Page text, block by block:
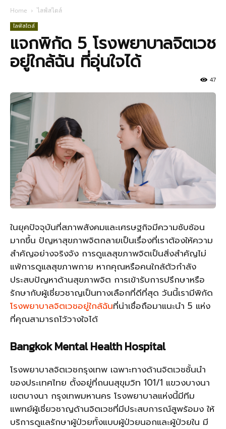
Home ไลฟ์สไตล์
ไลฟ์สไตล์
แจกพิกัด 5 โรงพยาบาลจิตเวช
อยู่ใกล้ฉัน ที่อุ่นใจได้
47
ในยุคปัจจุบันที่สภาพสังคมและเศรษฐกิจมีความซับซ้อน
มากขึ้น ปัญหาสุขภาพจิตกลายเป็นเรื่องที่เราต้องให้ความ
สำคัญอย่างจริงจัง การดูแลสุขภาพจิตเป็นสิ่งสำคัญไม่
แพ้การดูแลสุขภาพกาย หากคุณหรือคนใกล้ตัวกำลัง
ประสบปัญหาด้านสุขภาพจิต การเข้ารับการปรึกษาหรือ
รักษากับผู้เชี่ยวชาญเป็นทางเลือกที่ดีที่สุด วันนี้เรามีพิกัด
โรงพยาบาลจิตเวชอยู่ใกล้ฉันที่น่าเชื่อถือมาแนะนำ 5 แห่ง
ที่คุณสามารถไว้วางใจได้
Bangkok Mental Health Hospital
โรงพยาบาลจิตเวชกรุงเทพ เฉพาะทางด้านจิตเวชชั้นนำ
ของประเทศไทย ตั้งอยู่ที่ถนนสุขุมวิท 101/1 แขวงบางนา
เขตบางนา กรุงเทพมหานคร โรงพยาบาลแห่งนี้มีทีม
แพทย์ผู้เชี่ยวชาญด้านจิตเวชที่มีประสบการณ์สูพร้อมง ให้
บริการดูแลรักษาผู้ป่วยทั้งแบบผู้ป่วยนอกและผู้ป่วยใน มี